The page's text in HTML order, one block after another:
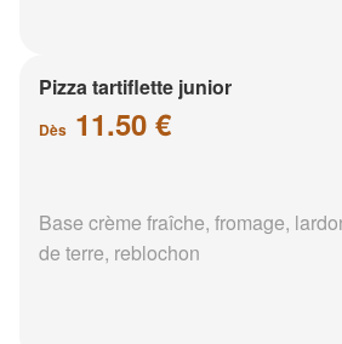
Pizza tartiflette junior
Dès 11.50 €
Base crème fraîche, fromage,
de terre, reblochon